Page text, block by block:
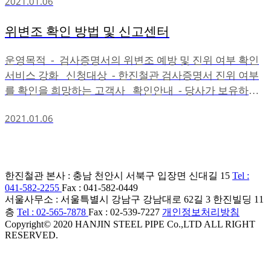
위변조 확인 방법 및 신고센터
운영목적 - 검사증명서의 위변조 예방 및 진위 여부 확인
서비스 강화 신청대상 - 한진철관 검사증명서 진위 여부
를 확인을 희망하는 고객사 확인안내 - 당사가 보유하고
처 - 이메일 : parkyj@hanjinpipe.co.kr - 문의 : 041-582-
2021.01.06
한진철관 본사 : 충남 천안시 서북구 입장면 신대길 15 Tel :
041-582-2255 Fax : 041-582-0449
서울사무소 : 서울특별시 강남구 강남대로 62길 3 한진빌딩 11
층 Tel : 02-565-7878 Fax : 02-539-7227 개인정보처리방침
Copyright© 2020 HANJIN STEEL PIPE Co.,LTD ALL RIGHT
RESERVED.